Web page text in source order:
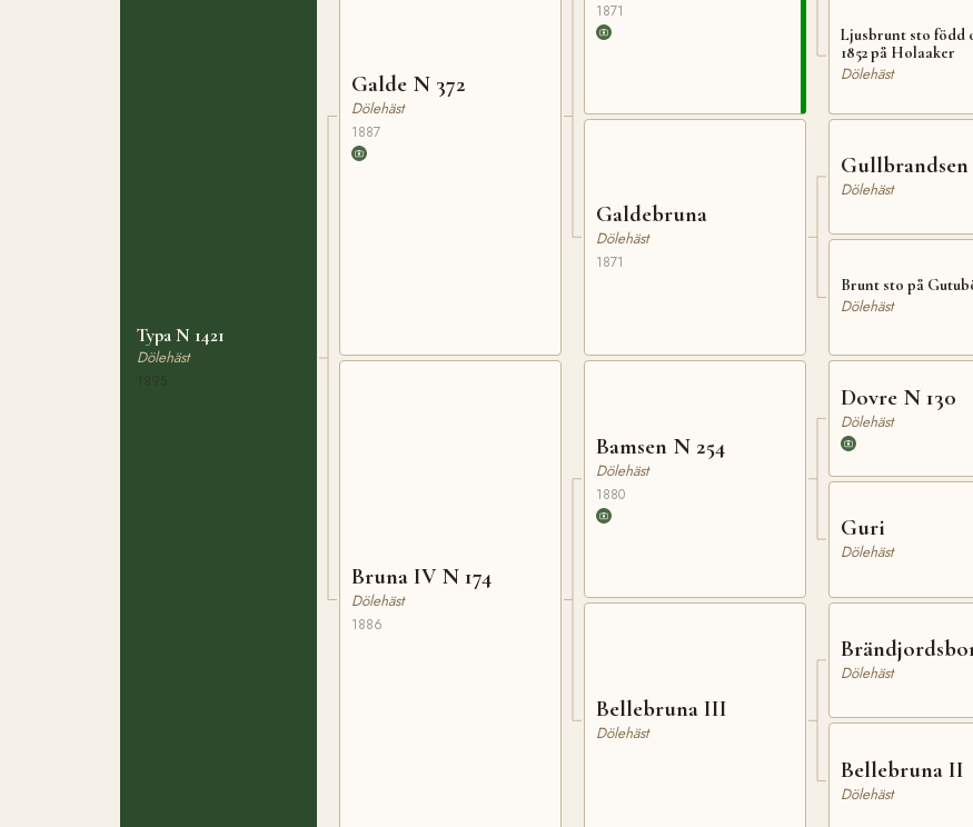
Typa N 1421
Dölehäst
Galde N 372
Dölehäst
1887
Bruna IV N 174
Dölehäst
1886
1871
Galdebruna
Dölehäst
1871
Bamsen N 254
Dölehäst
1880
Bellebruna III
Dölehäst
Ljusbrunt sto född
1852 på Holaaker
Dölehäst
Gullbrandsen
Dölehäst
Brunt sto på
Dölehäst
Dovre N 130
Dölehäst
Guri
Dölehäst
Dölehäst
Bellebruna II
Dölehäst